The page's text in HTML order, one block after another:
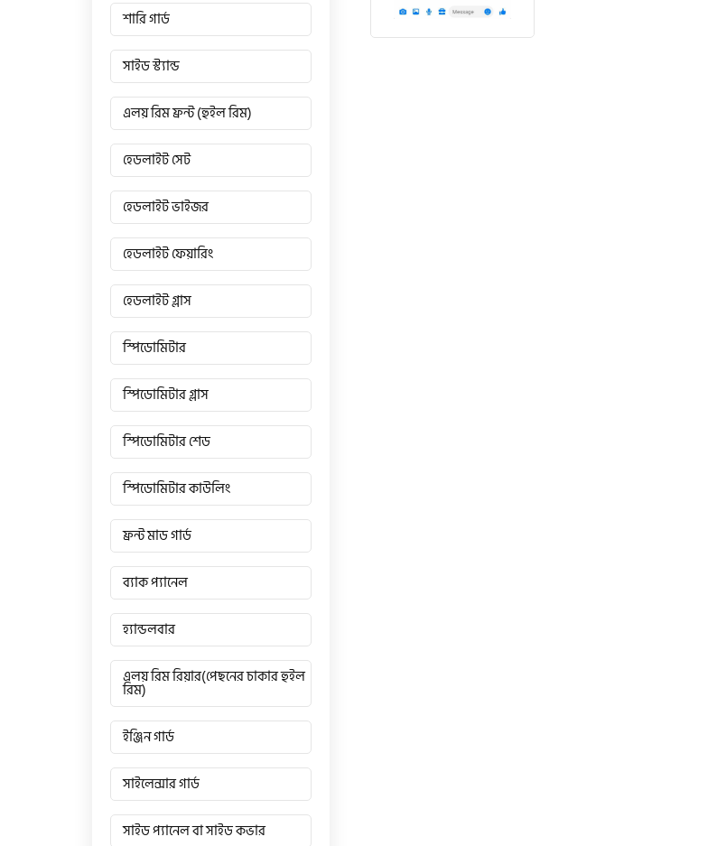
শারি গার্ড
সাইড স্ট্যান্ড
এলয় রিম ফ্রন্ট (হুইল রিম)
হেডলাইট সেট
হেডলাইট ভাইজর
হেডলাইট ফেয়ারিং
হেডলাইট গ্লাস
স্পিডোমিটার
স্পিডোমিটার গ্লাস
স্পিডোমিটার শেড
স্পিডোমিটার কাউলিং
ফ্রন্ট মাড গার্ড
ব্যাক প্যানেল
হ্যান্ডলবার
এলয় রিম রিয়ার(পেছনের চাকার হুইল
রিম)
ইঞ্জিন গার্ড
সাইলেন্সার গার্ড
সাইড প্যানেল বা সাইড কভার